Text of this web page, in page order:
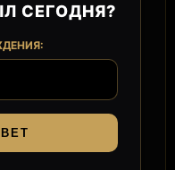
СЕГОДНЯ?